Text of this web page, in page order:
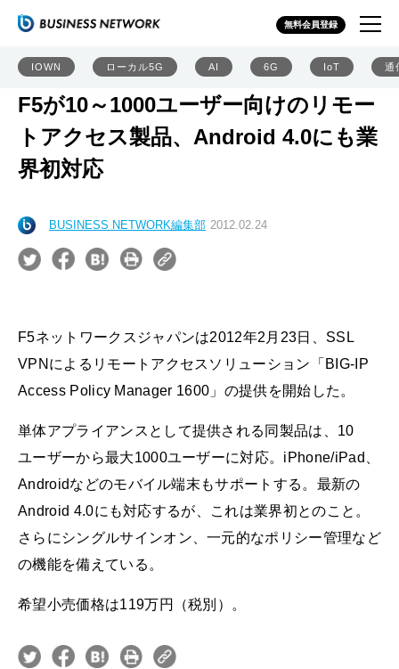
無料会員登録
IOWN ローカル5G AI 6G IoT 通
F5が10～1000ユーザー向けのリモー
トアクセス製品、Android 4.0にも業
界初対応
BUSINESS NETWORK編集部 2012.02.24
F5ネットワークスジャパンは2012年2月23日、SSL
VPNによるリモートアクセスソリューション「BIG-IP
Access Policy Manager 1600」の提供を開始した。
単体アプライアンスとして提供される同製品は、10
ユーザーから最大1000ユーザーに対応。iPhone/iPad、
Androidなどのモバイル端末もサポートする。最新の
Android 4.0にも対応するが、これは業界初とのこと。
さらにシングルサインオン、一元的なポリシー管理など
の機能を備えている。
希望小売価格は119万円（税別）。